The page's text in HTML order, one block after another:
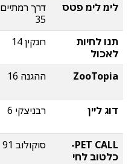
לימ לימ פטס
דרך רמתיים
35
תנו לחיות
לאכול
חנקין 14
ZooTopia ההגנה 16
דוג ליין
רבניצקי 6
PET CALL-
כלטוב לחי
סוקולוב 91